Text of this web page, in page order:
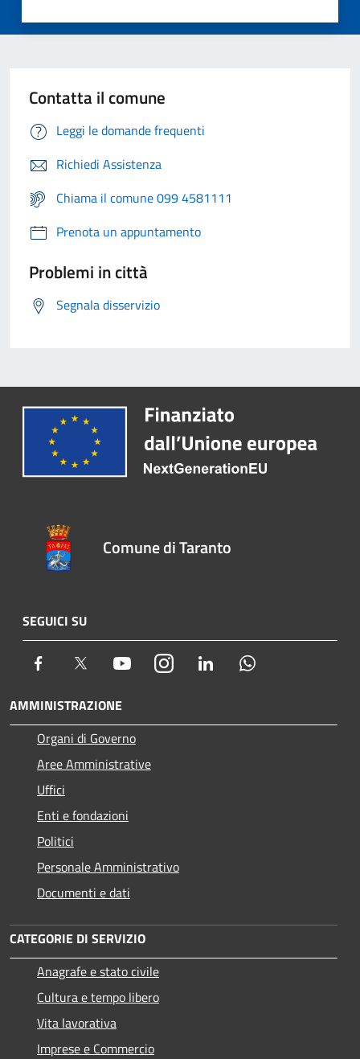
Contatta il comune
Leggi le domande frequenti
Richiedi Assistenza
Chiama il comune 099 4581111
Prenota un appuntamento
Problemi in città
Segnala disservizio
Comune di Taranto
SEGUICI SU
Facebook Twitter YoutubeInstagram LinkedIn
AMMINISTRAZIONE
Organi di Governo
Aree Amministrative
Uffici
Enti e fondazioni
Politici
Personale Amministrativo
Documenti e dati
CATEGORIE DI SERVIZIO
Anagrafe e stato civile
Cultura e tempo libero
Vita lavorativa
Imprese e Commercio